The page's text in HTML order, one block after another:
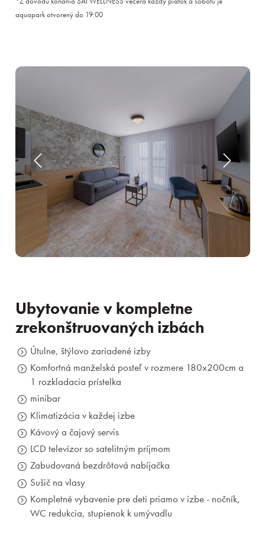
Zabudnuté heslo
Zážitky pre deti
Priestory & služby
Gastronómia
Aquapark & Spa
O nás
aquapark otvorený do 19:00
Ubytovanie v kompletne
zrekonštruovaných izbách
Útulne, štýlovo zariadené izby
Komfortná manželská posteľ v rozmere 180x200cm a
1 rozkladacia prístelka
minibar
Klimatizácia v každej izbe
Kávový a čajový servis
LCD televízor so satelitným príjmom
Zabudovaná bezdrôtová nabíjačka
Sušič na vlasy
Kompletné vybavenie pre deti priamo v izbe - nočník,
WC redukcia, stupienok k umývadlu